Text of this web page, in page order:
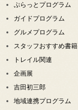
ぷらっとプログラム
ガイドプログラム
グルメプログラム
スタッフおすすめ書籍
トレイル関連
企画展
吉田初三郎
地域連携プログラム